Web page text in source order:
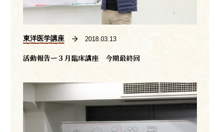
東洋医学講座 2018.03.13
活動報告ー３月臨床講座 今期最終回